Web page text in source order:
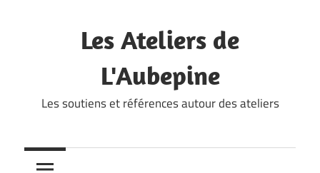
Les Ateliers de
L'Aubepine
Les soutiens et références autour des ateliers